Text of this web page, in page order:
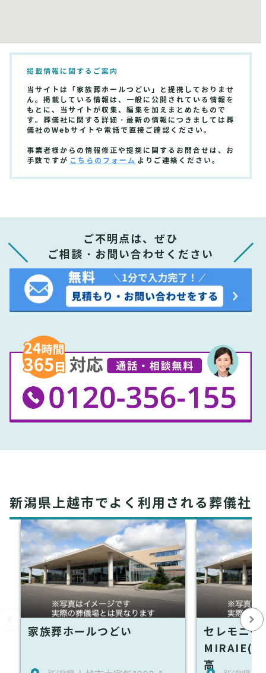
掲載情報に関するご案内
当サイトは「家族葬ホールつどい」と提携しておりませ
ん。掲載している情報は、一般に公開されている情報を
もとに、当サイトが収集、編集を加えまとめたもので
す。葬儀社に関する詳細・最新の情報につきましては葬
儀社のWebサイトや電話で直接ご確認ください。
事業者様からの情報修正や提携に関するお問合せは、お
手数ですが こちらのフォーム よりご連絡ください。
ご不明点は、ぜひ
ご相談・お問い合わせください
新潟県上越市でよく利用される葬儀社
家族葬ホールつどい
セレモニー
MIRAIE(
高